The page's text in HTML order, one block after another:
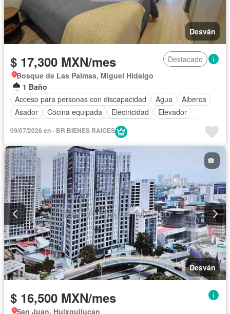
Desván
$ 17,300 MXN/mes
Destacado
Bosque de Las Palmas, Miguel Hidalgo
1 Baño
Acceso para personas con discapacidad
Agua
Alberca
Asador
Cocina equipada Electricidad
Elevador
Sala polivalente
09/07/2026 en - BR BIENES RAICES
Desván
$ 16,500 MXN/mes
San Juan, Huixquilucan